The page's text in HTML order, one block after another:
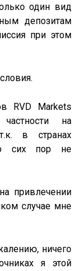
один вид
депозитам
при этом
RVD Markets
на
в странах
пор не
привлечении
случае мне
ничего
я этой